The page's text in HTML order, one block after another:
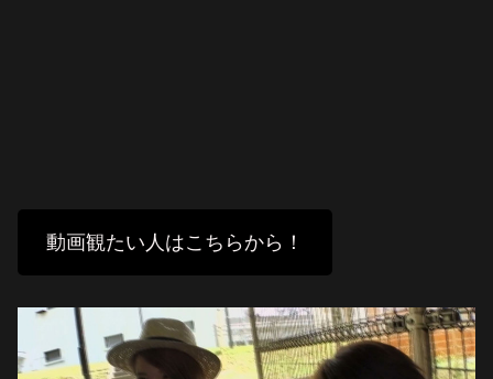
動画観たい人はこちらから！